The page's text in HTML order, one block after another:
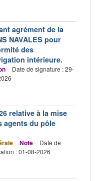
agrément de la
NAVALES pour
des
intérieure.
Date de signature : 29-
relative à la mise
agents du pôle
Note
Date de
: 01-08-2026